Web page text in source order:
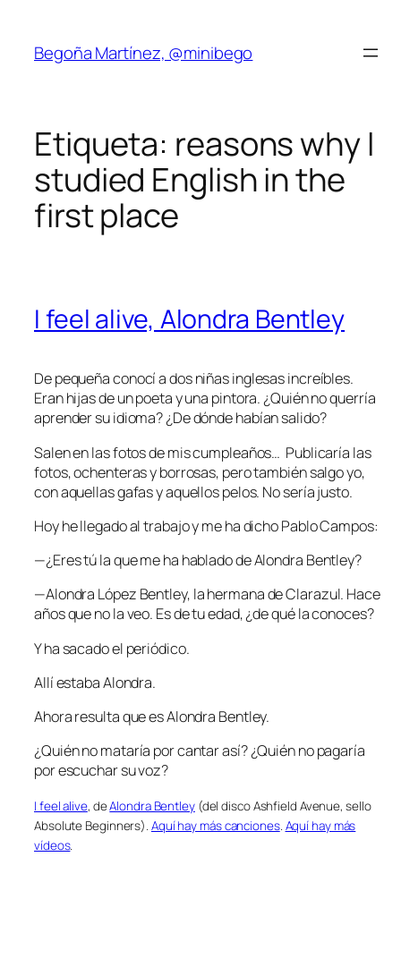
contenido
Begoña Martínez, @minibego
Etiqueta: reasons why I
studied English in the
first place
I feel alive, Alondra Bentley
De pequeña conocí a dos niñas inglesas increíbles.
Eran hijas de un poeta y una pintora. ¿Quién no querría
aprender su idioma? ¿De dónde habían salido?
Salen en las fotos de mis cumpleaños… Publicaría las
fotos, ochenteras y borrosas, pero también salgo yo,
con aquellas gafas y aquellos pelos. No sería justo.
Hoy he llegado al trabajo y me ha dicho Pablo Campos:
—¿Eres tú la que me ha hablado de Alondra Bentley?
—Alondra López Bentley, la hermana de Clarazul. Hace
años que no la veo. Es de tu edad, ¿de qué la conoces?
Y ha sacado el periódico.
Allí estaba Alondra.
Ahora resulta que es Alondra Bentley.
¿Quién no mataría por cantar así? ¿Quién no pagaría
por escuchar su voz?
I feel alive, deAlondra Bentley(del disco Ashfield Avenue, sello
Absolute Beginners). Aquí hay más canciones. Aquí hay más
vídeos.